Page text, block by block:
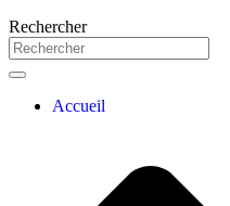
Rechercher
Accueil